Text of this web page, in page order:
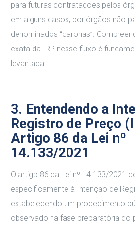
para futuras contratações pelos
em alguns casos, por órgãos não
denominados “caronas”.
exata da IRP nesse fluxo é
levantada.
3. Entendendo a
Registro de Preço
Artigo 86 da Lei nº
14.133/2021
O artigo 86 da Lei nº 14.133/2021
especificamente à Intenção de
estabelecendo um procedimento
observado na fase preparatória do